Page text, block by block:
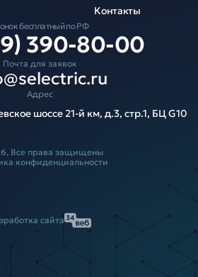
Контакты
бесплатный по РФ
390-80-00
Почта для заявок
Адрес
шоссе 21-й км, д.3, стр.1, БЦ G10
Все права защищены
конфиденциальности
сайта